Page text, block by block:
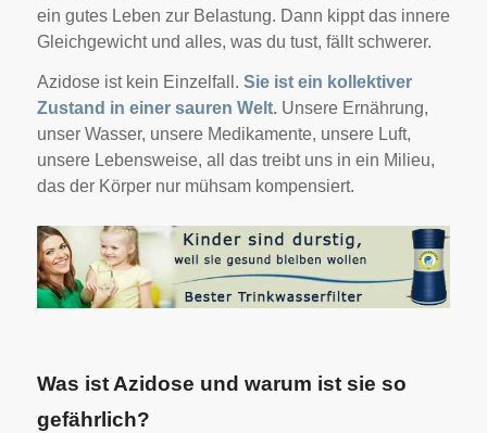
ein gutes Leben zur Belastung. Dann kippt das innere
Gleichgewicht und alles, was du tust, fällt schwerer.
Azidose ist kein Einzelfall. Sie ist ein kollektiver
Zustand in einer sauren Welt.Unsere Ernährung,
unser Wasser, unsere Medikamente, unsere Luft,
unsere Lebensweise, all das treibt uns in ein Milieu,
das der Körper nur mühsam kompensiert.
Was ist Azidose und warum ist sie so
gefährlich?